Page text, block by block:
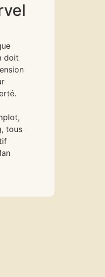
doit
tous